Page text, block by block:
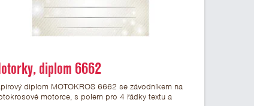
diplom 6662
diplom MOTOKROS 6662 se závodníkem na
motorce, s polem pro 4 řádky textu a